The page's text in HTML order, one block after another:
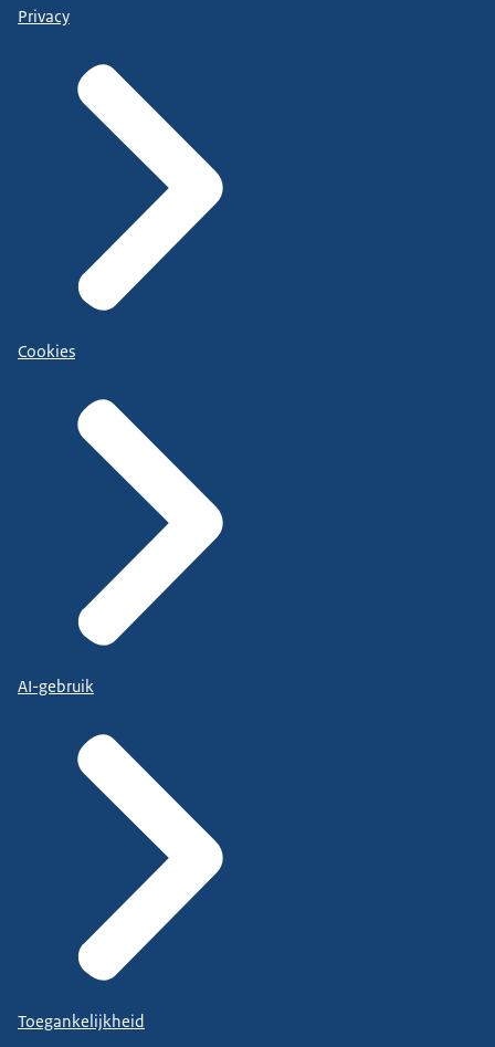
Privacy
Cookies
AI-gebruik
Toegankelijkheid